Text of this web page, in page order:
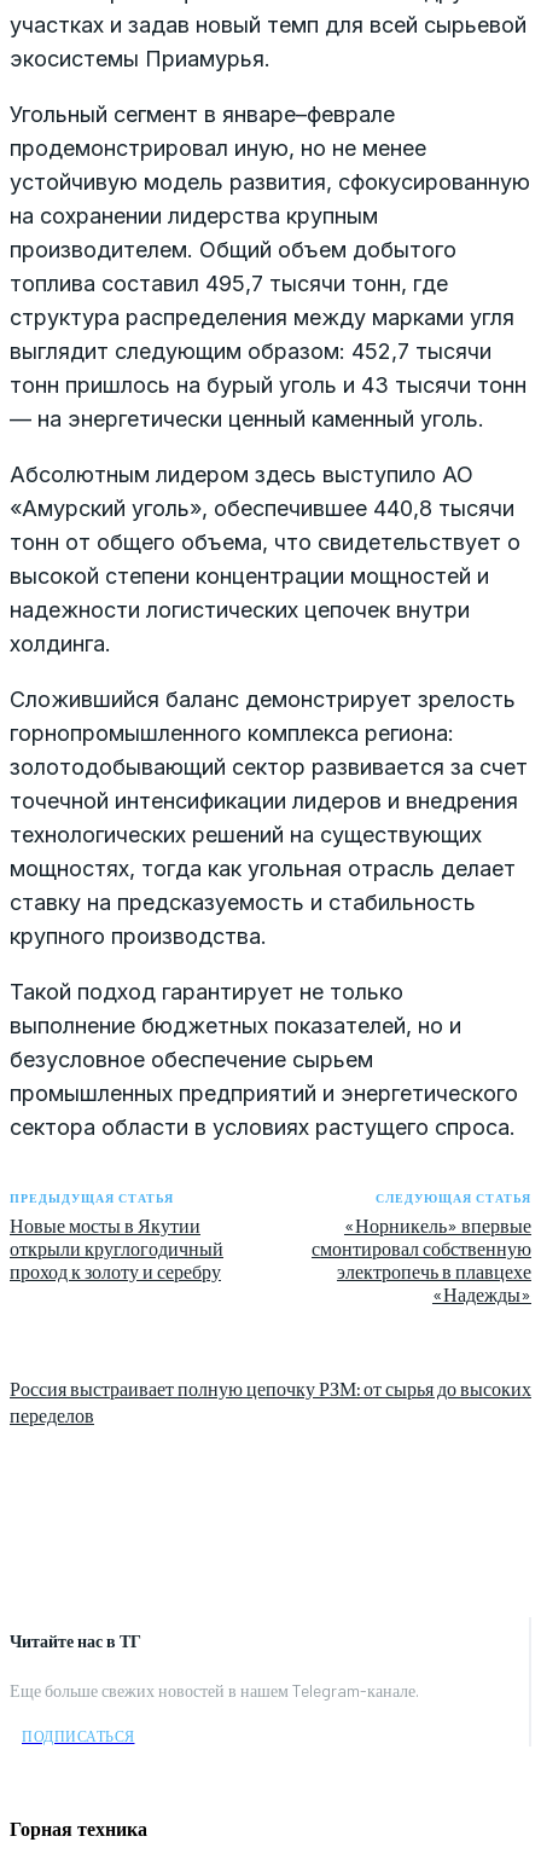
Читайте нас в ТГ
Еще больше свежих новостей в нашем Telegram-канале.
ПОДПИСАТЬСЯ
Горная техника
участках и задав новый темп для всей сырьевой
экосистемы Приамурья.
Угольный сегмент в январе–феврале
продемонстрировал иную, но не менее
устойчивую модель развития, сфокусированную
на сохранении лидерства крупным
производителем. Общий объем добытого
топлива составил 495,7 тысячи тонн, где
структура распределения между марками угля
выглядит следующим образом: 452,7 тысячи
тонн пришлось на бурый уголь и 43 тысячи тонн
— на энергетически ценный каменный уголь.
Абсолютным лидером здесь выступило АО
«Амурский уголь», обеспечившее 440,8 тысячи
тонн от общего объема, что свидетельствует о
высокой степени концентрации мощностей и
надежности логистических цепочек внутри
холдинга.
Сложившийся баланс демонстрирует зрелость
горнопромышленного комплекса региона:
золотодобывающий сектор развивается за счет
точечной интенсификации лидеров и внедрения
технологических решений на существующих
мощностях, тогда как угольная отрасль делает
ставку на предсказуемость и стабильность
крупного производства.
Такой подход гарантирует не только
выполнение бюджетных показателей, но и
безусловное обеспечение сырьем
промышленных предприятий и энергетического
сектора области в условиях растущего спроса.
ПРЕДЫДУЩАЯ СТАТЬЯ
Новые мосты в Якутии
открыли круглогодичный
проход к золоту и серебру
СЛЕДУЮЩАЯ СТАТЬЯ
«Норникель» впервые
смонтировал собственную
электропечь в плавцехе
«Надежды»
Россия выстраивает полную цепочку РЗМ: от сырья до высоких
переделов